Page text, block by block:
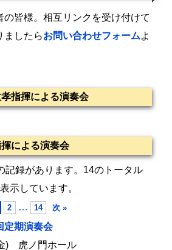
の皆様。相互リンクを受け付けて
ましたらお問い合わせフォームよ
指揮による演奏会
による演奏会
記録があります。14のトータル
示しています。
2 … 14 次 »
定期演奏会
) 虎ノ門ホール